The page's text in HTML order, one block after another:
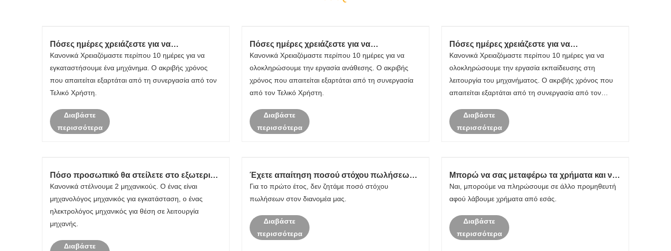
Πόσες ημέρες χρειάζεστε για να
εγκαταστήσετε τον εξοπλισμό;
Κανονικά Χρειαζόμαστε περίπου 10 ημέρες για να
εγκαταστήσουμε ένα μηχάνημα. Ο ακριβής χρόνος
που απαιτείται εξαρτάται από τη συνεργασία από τον
Τελικό Χρήστη.
Διαβάστε
περισσότερα
Πόσες ημέρες χρειάζεστε για να
ολοκληρώσετε τη θέση σε λειτουργία του
εξοπλισμού;
Κανονικά Χρειαζόμαστε περίπου 10 ημέρες για να
ολοκληρώσουμε την εργασία ανάθεσης. Ο ακριβής
χρόνος που απαιτείται εξαρτάται από τη συνεργασία
από τον Τελικό Χρήστη.
Διαβάστε
περισσότερα
Πόσες ημέρες χρειάζεστε για να
ολοκληρώσετε την εκπαίδευση του
προσωπικού από τον Τελικό Χρήστη;
Κανονικά Χρειαζόμαστε περίπου 10 ημέρες για να
ολοκληρώσουμε την εργασία εκπαίδευσης στη
λειτουργία του μηχανήματος. Ο ακριβής χρόνος που
απαιτείται εξαρτάται από τη συνεργασία από τον
Διαβάστε
περισσότερα
Πόσο προσωπικό θα στείλετε στο εξωτερικό
για την εγκατάσταση του εξοπλισμού;
Κανονικά στέλνουμε 2 μηχανικούς. Ο ένας είναι
μηχανολόγος μηχανικός για εγκατάσταση, ο ένας
ηλεκτρολόγος μηχανικός για θέση σε λειτουργία
μηχανής.
Διαβάστε
Έχετε απαίτηση ποσού στόχου πωλήσεων
στον διανομέα σας;
Για το πρώτο έτος, δεν ζητάμε ποσό στόχου
πωλήσεων στον διανομέα μας.
Διαβάστε
περισσότερα
Μπορώ να σας μεταφέρω τα χρήματα και να
τα πληρώσετε σε άλλο προμηθευτή;
Ναι, μπορούμε να πληρώσουμε σε άλλο προμηθευτή
αφού λάβουμε χρήματα από εσάς.
Διαβάστε
περισσότερα